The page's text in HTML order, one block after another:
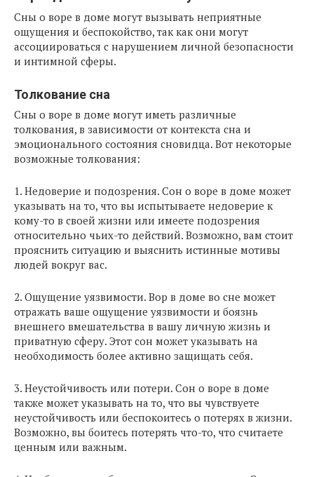
Сны о воре в доме могут вызывать неприятные
ощущения и беспокойство, так как они могут
ассоциироваться с нарушением личной безопасности
и интимной сферы.
Толкование сна
Сны о воре в доме могут иметь различные
толкования, в зависимости от контекста сна и
эмоционального состояния сновидца. Вот некоторые
возможные толкования:
1. Недоверие и подозрения. Сон о воре в доме может
указывать на то, что вы испытываете недоверие к
кому-то в своей жизни или имеете подозрения
относительно чьих-то действий. Возможно, вам стоит
прояснить ситуацию и выяснить истинные мотивы
людей вокруг вас.
2. Ощущение уязвимости. Вор в доме во сне может
отражать ваше ощущение уязвимости и боязнь
внешнего вмешательства в вашу личную жизнь и
приватную сферу. Этот сон может указывать на
необходимость более активно защищать себя.
3. Неустойчивость или потери. Сон о воре в доме
также может указывать на то, что вы чувствуете
неустойчивость или беспокоитесь о потерях в жизни.
Возможно, вы боитесь потерять что-то, что считаете
ценным или важным.